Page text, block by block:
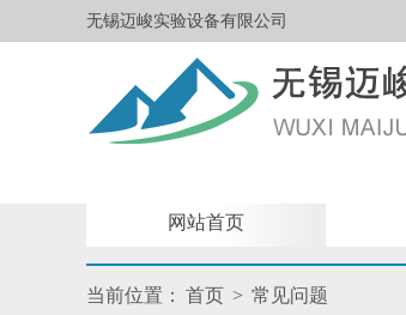
无锡迈峻实验设备有限公司
网站首页
当前位置： 首页 > 常见问题